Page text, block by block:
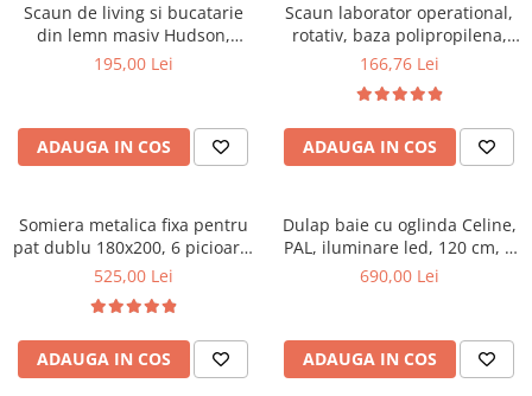
Saltele cu spuma
Saltele cu spuma poliuretanica
Saltele 140x200
Saltele 180x200
Top saltele
Top saltele 5 cm
Top saltele memory 5 cm
Top saltele MemoHR 6.5 cm
Comode living
Set mese plus scaune
Scaune ergonomice
Etajere Birou
Birouri
Scaune pentru birou
Scaune pentru vizitatori
Scaune manager
Mobilier bucatarie
Mese bucatarie
Scaune conferinta
Scaune terasa si outdoor
Scaun de living si bucatarie
din lemn masiv Hudson,
tapiterie stofa,100 kg,
195,00 Lei
ADAUGA IN COS
Scaun laborator operational,
rotativ, baza polipropilena,
piele ecologica, inaltime
166,76 Lei
ADAUGA IN COS
Somiera metalica fixa pentru
pat dublu 180x200, 6 picioare,
32 lamele lemn fag, benzi
negru
525,00 Lei
ADAUGA IN COS
Dulap baie cu oglinda Celine,
PAL, iluminare led, 120 cm, 3
usi, 3 rafturi, soft close, alb
690,00 Lei
ADAUGA IN COS